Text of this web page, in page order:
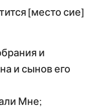
[место сие]
и
и сынов его
Мне;